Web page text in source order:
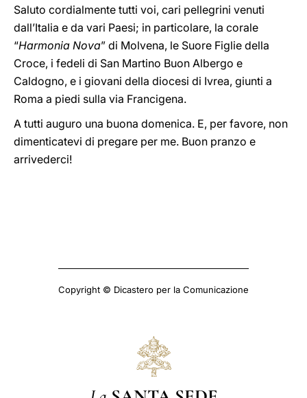
Saluto cordialmente tutti voi, cari pellegrini venuti
dall’Italia e da vari Paesi; in particolare, la corale
“Harmonia Nova” di Molvena, le Suore Figlie della
Croce, i fedeli di San Martino Buon Albergo e
Caldogno, e i giovani della diocesi di Ivrea, giunti a
Roma a piedi sulla via Francigena.
A tutti auguro una buona domenica. E, per favore, non
dimenticatevi di pregare per me. Buon pranzo e
arrivederci!
Copyright © Dicastero per la Comunicazione